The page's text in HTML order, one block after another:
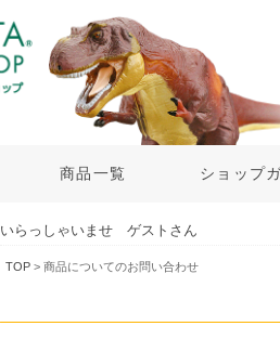
商品一覧 ショップ
いらっしゃいませ ゲストさん
TOP > 商品についてのお問い合わせ